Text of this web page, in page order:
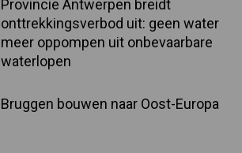
Provincie Antwerpen breidt
onttrekkingsverbod uit: geen water
meer oppompen uit onbevaarbare
waterlopen
Bruggen bouwen naar Oost-Europa